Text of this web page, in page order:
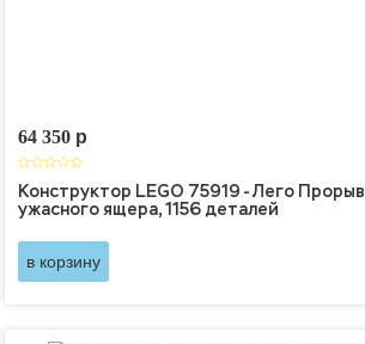
64 350 p
Конструктор LEGO 75919 - Лего Прорыв
ужасного ящера, 1156 деталей
в корзину